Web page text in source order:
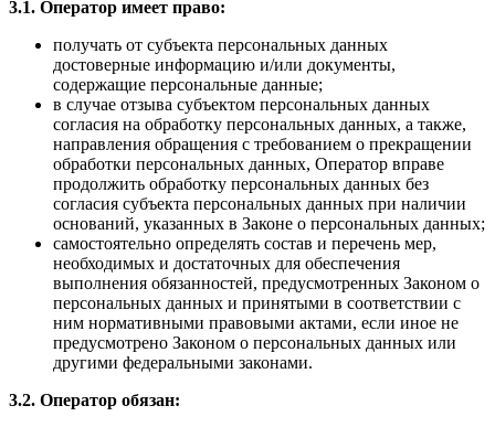
3.1. Оператор имеет право:
получать от субъекта персональных данных
достоверные информацию и/или документы,
содержащие персональные данные;
в случае отзыва субъектом персональных данных
согласия на обработку персональных данных, а также,
направления обращения с требованием о прекращении
обработки персональных данных, Оператор вправе
продолжить обработку персональных данных без
согласия субъекта персональных данных при наличии
оснований, указанных в Законе о персональных данных;
самостоятельно определять состав и перечень мер,
необходимых и достаточных для обеспечения
выполнения обязанностей, предусмотренных Законом о
персональных данных и принятыми в соответствии с
ним нормативными правовыми актами, если иное не
предусмотрено Законом о персональных данных или
другими федеральными законами.
3.2. Оператор обязан: